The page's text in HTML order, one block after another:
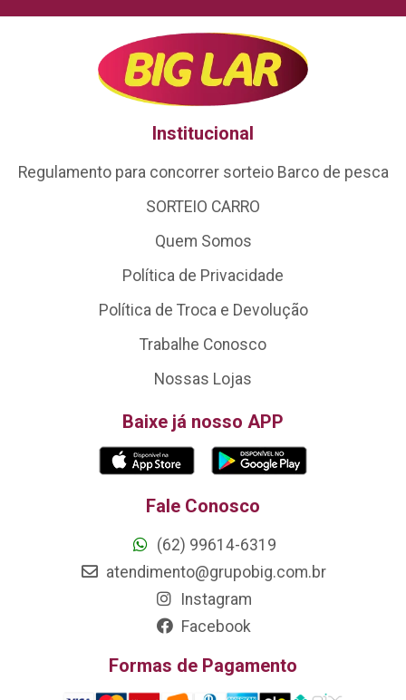
Institucional
Regulamento para concorrer sorteio Barco de pesca
SORTEIO CARRO
Quem Somos
Política de Privacidade
Política de Troca e Devolução
Trabalhe Conosco
Nossas Lojas
Baixe já nosso APP
Fale Conosco
(62) 99614-6319
atendimento@grupobig.com.br
Instagram
Facebook
Formas de Pagamento